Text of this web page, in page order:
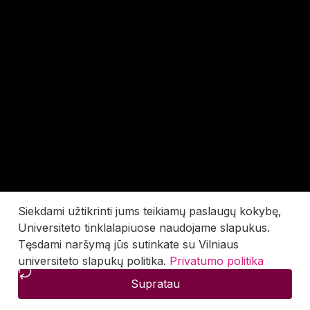
Siekdami užtikrinti jums teikiamų paslaugų kokybę,
Universiteto tinklalapiuose naudojame slapukus.
Tęsdami naršymą jūs sutinkate su Vilniaus
universiteto slapukų politika. Privatumo politika
Supratau